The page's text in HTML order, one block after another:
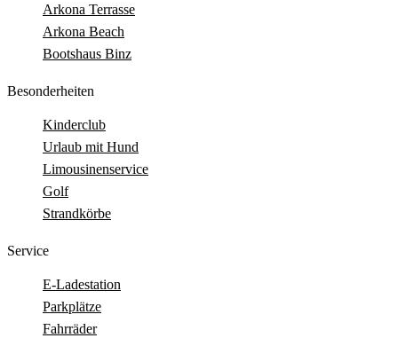
Arkona Terrasse
Arkona Beach
Bootshaus Binz
Besonderheiten
Kinderclub
Urlaub mit Hund
Limousinenservice
Golf
Strandkörbe
Service
E-Ladestation
Parkplätze
Fahrräder